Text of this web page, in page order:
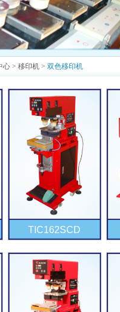
心 > 移印机 > 双色移印机
TIC162SCD